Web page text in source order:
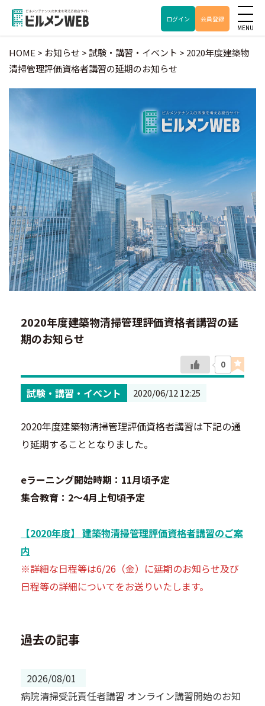
ログイン 会員登録
HOME > お知らせ >試験・講習・イベント > 2020年度建築物
清掃管理評価資格者講習の延期のお知らせ
2020年度建築物清掃管理評価資格者講習の延
期のお知らせ
0
試験・講習・イベント 2020/06/12 12:25
2020年度建築物清掃管理評価資格者講習は下記の通
り延期することとなりました。
eラーニング開始時期：11月頃予定
集合教育：2～4月上旬頃予定
【2020年度】 建築物清掃管理評価資格者講習のご案
内
※詳細な日程等は6/26（金）に延期のお知らせ及び
日程等の詳細についてをお送りいたします。
過去の記事
2026/08/01
病院清掃受託責任者講習 オンライン講習開始のお知